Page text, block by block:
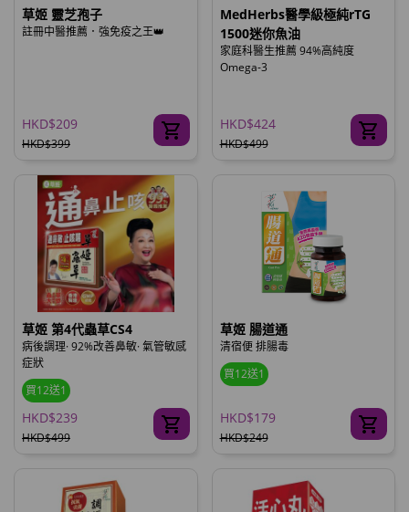
草姬 靈芝孢子
註冊中醫推薦．強免疫之王👑
HKD$209
HKD$399
MedHerbs醫學級極純rTG
1500迷你魚油
家庭科醫生推薦 94%高純度
Omega-3
HKD$424
HKD$499
草姬 第4代蟲草CS4
病後調理· 92%改善鼻敏· 氣管敏感
症狀
買12送1
HKD$239
HKD$499
草姬 腸道通
清宿便 排腸毒
買12送1
HKD$179
HKD$249